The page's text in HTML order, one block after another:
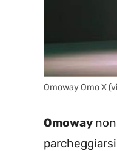
Omoway Omo X
Omoway